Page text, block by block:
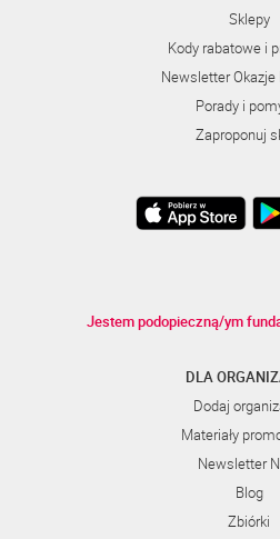
Sklepy
Kody rabatowe i
Newsletter Okazje
Porady i
Zaproponuj
Jestem podopieczną/ym
DLA
Dodaj
Materiały
Newsletter
Blog
Zbiórki